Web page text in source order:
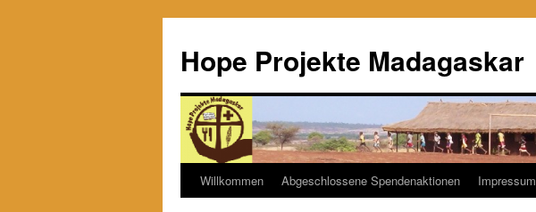
Hope Projekte Madagaskar
ZumWillkommen Abgeschlossene Spendenaktionen Impressum